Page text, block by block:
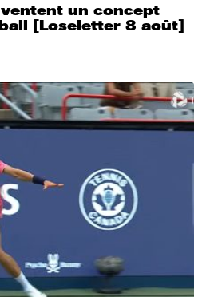
un concept
[Loseletter 8 août]